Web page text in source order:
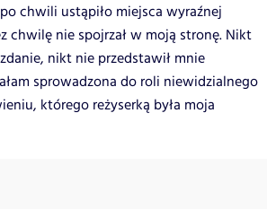
chwili ustąpiło miejsca wyraźnej
chwilę nie spojrzał w moją stronę. Nikt
nikt nie przedstawił mnie
sprowadzona do roli niewidzialnego
którego reżyserką była moja